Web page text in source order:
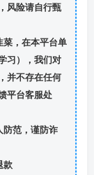
风险请自行甄
，在本平台单
习），我们对
并不存在任何
平台客服处
防范，谨防诈
款